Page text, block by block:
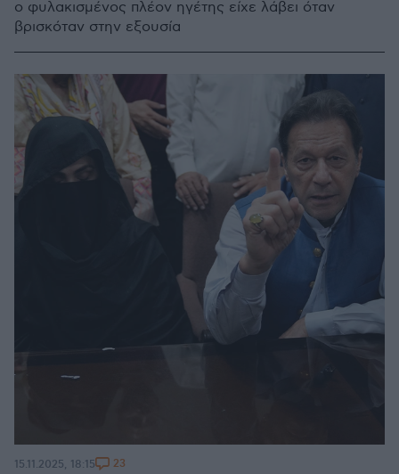
ο φυλακισμένος πλέον ηγέτης είχε λάβει όταν
βρισκόταν στην εξουσία
15.11.2025, 18:15 23